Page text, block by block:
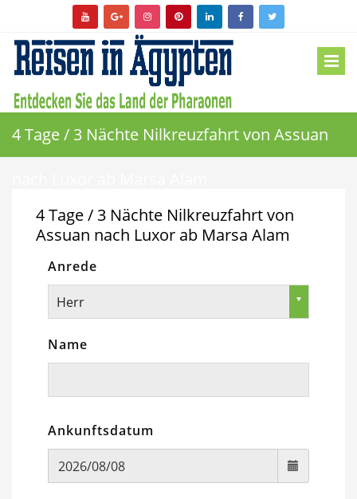
4 Tage / 3 Nächte Nilkreuzfahrt von Assuan
4 Tage / 3 Nächte Nilkreuzfahrt von
Assuan nach Luxor ab Marsa Alam
Anrede
Herr
Name
Ankunftsdatum